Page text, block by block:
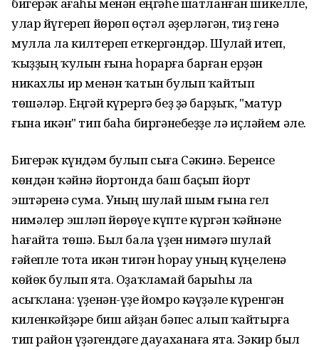
улар йүгереп йөрөп өҫтәл әҙерләгән, тиҙ генә
мулла ла килтереп еткергәндәр. Шулай итеп,
ҡыҙҙың ҡулын ғына һорарға барған ерҙән
никахлы ир менән ҡатын булып ҡайтып
төшәләр. Еңгәй күрергә беҙ ҙә барҙыҡ, "матур
ғына икән" тип баһа биргәнебеҙҙе лә иҫләйем әле.
Бигерәк күндәм булып сыға Сәкинә. Беренсе
көндән ҡәйнә йортонда баш баҫып йорт
эштәренә сума. Уның шулай шым ғына гел
нимәлер эшләп йөрөүе күпте күргән ҡәйнәне
һағайта төшә. Был бала үҙен нимәгә шулай
ғәйепле тота икән тигән һорау уның күңеленә
көйөк булып ята. Оҙаҡламай барыһы ла
асыҡлана: үҙенән-үҙе йомро кәүҙәле күренгән
киленкәйҙәре биш айҙан бәпес алып ҡайтырға
тип район үҙәгендәге дауаханаға ята. Зәкир был